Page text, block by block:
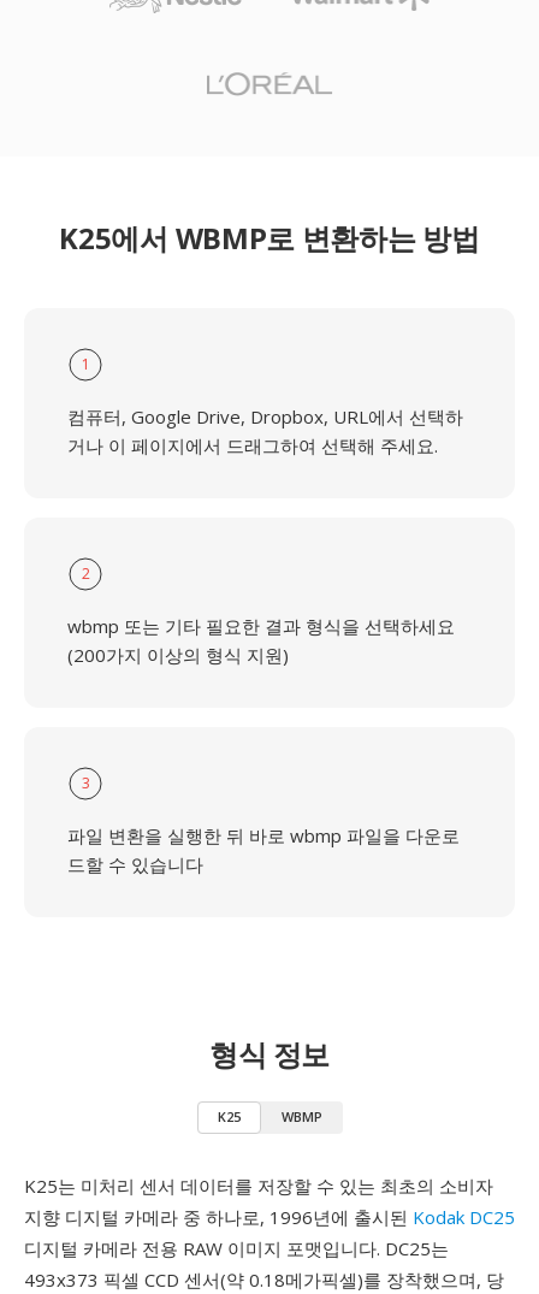
K25에서 WBMP로 변환하는 방법
1
컴퓨터, Google Drive, Dropbox, URL에서 선택하
거나 이 페이지에서 드래그하여 선택해 주세요.
2
wbmp 또는 기타 필요한 결과 형식을 선택하세요
(200가지 이상의 형식 지원)
3
파일 변환을 실행한 뒤 바로 wbmp 파일을 다운로
드할 수 있습니다
형식 정보
K25 WBMP
K25는 미처리 센서 데이터를 저장할 수 있는 최초의 소비자
지향 디지털 카메라 중 하나로, 1996년에 출시된 Kodak DC25
디지털 카메라 전용 RAW 이미지 포맷입니다. DC25는
493x373 픽셀 CCD 센서(약 0.18메가픽셀)를 장착했으며, 당